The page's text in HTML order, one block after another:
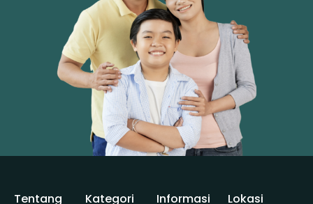
Tentang
Kategori Informasi Lokasi